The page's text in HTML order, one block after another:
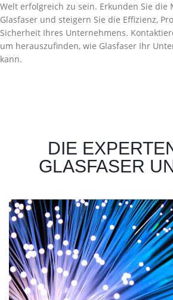
Welt erfolgreich zu sein. Erkunden Sie die
Glasfaser und steigern Sie die Effizienz,
Sicherheit Ihres Unternehmens.
um herauszufinden, wie Glasfaser Ihr
kann.
DIE
GLASFASER